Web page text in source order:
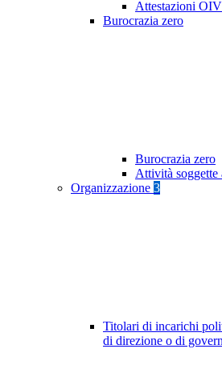
Attestazioni
Burocrazia zero
Burocrazia zero
Attività soggette
Organizzazione 3
Titolari di incarichi
di direzione o di